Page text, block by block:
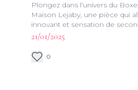
Plongez dans l'univers du
Maison Lejaby, une pièce qui
innovant et sensation de
Découvrez comment ce boxer
révolutionne votre garde-robe
21/01/2025
0